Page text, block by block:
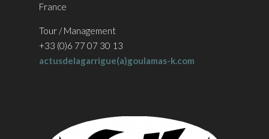
France
Tour / Management
+33 (0)6 77 07 30 13
actusdelagarrigue(a)goulamas-k.com